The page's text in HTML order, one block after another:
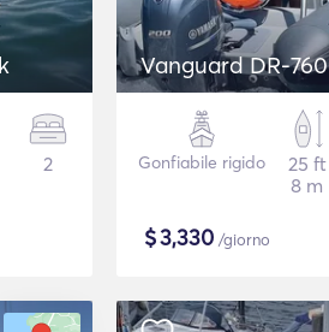
2
Vanguard DR-760
Gonfiabile rigido
25 ft
8 m
$3,330 /giorno